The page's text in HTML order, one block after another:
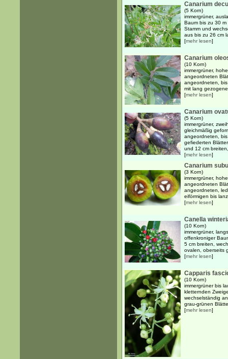
Canarium
(5 Korn)
immergrüner,
Baum bis zu 30 m
Stamm und
aus bis zu 26 cm
[mehr lesen]
Canarium
(10 Korn)
immergrüner,
angeordneten
angeordneten,
mit lang
[mehr lesen]
Canarium
(5 Korn)
immergrüner,
gleichmäßig
angeordneten,
gefiederten
und 12 cm
[mehr lesen]
Canarium
(3 Korn)
immergrüner,
angeordneten
angeordneten,
eiförmigen bis
[mehr lesen]
Canella
(10 Korn)
immergrüner,
offenkroniger
5 cm breiten,
ovalen, oberseits
[mehr lesen]
Capparis
(10 Korn)
immergrüner bis
kletternden
wechselständig
grau-grünen
[mehr lesen]